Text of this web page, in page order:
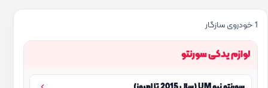
1 خودروی سازگار
لوازم یدکی سورنتو